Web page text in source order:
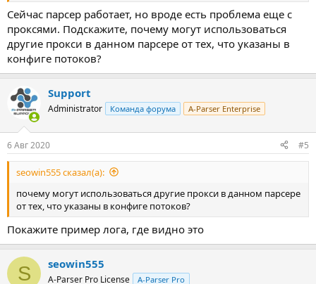
Сейчас парсер работает, но вроде есть проблема еще с
проксями. Подскажите, почему могут использоваться
другие прокси в данном парсере от тех, что указаны в
конфиге потоков?
Support
Administrator Команда форума A-Parser Enterprise
6 Авг 2020 #5
seowin555 сказал(а):
почему могут использоваться другие прокси в данном парсере
от тех, что указаны в конфиге потоков?
Покажите пример лога, где видно это
S seowin555
A-Parser Pro License A-Parser Pro